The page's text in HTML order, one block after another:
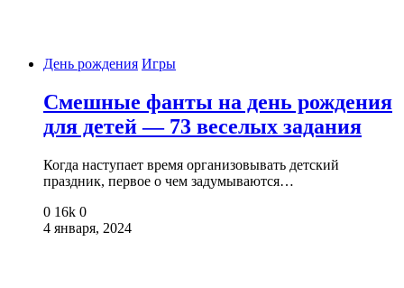
День рождения Игры
Смешные фанты на день рождения
для детей — 73 веселых задания
Когда наступает время организовывать детский
праздник, первое о чем задумываются…
0 16k 0
4 января, 2024